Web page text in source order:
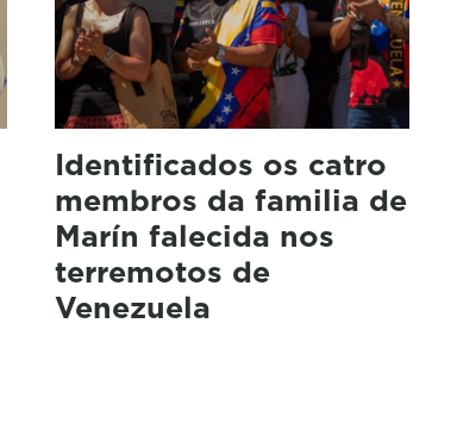
Identificados os catro
membros da familia de
Marín falecida nos
terremotos de
Venezuela